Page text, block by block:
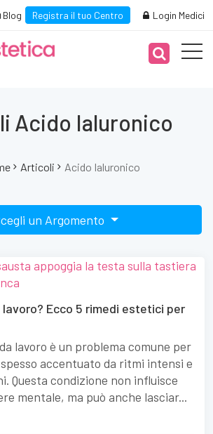
Blog Registra il tuo Centro Login Medici
Acido Ialuronico
Articoli Acido Ialuronico
un Argomento
Ecco 5 rimedi estetici per
lavoro è un problema comune per
accentuato da ritmi intensi e
Questa condizione non influisce
mentale, ma può anche lasciar...